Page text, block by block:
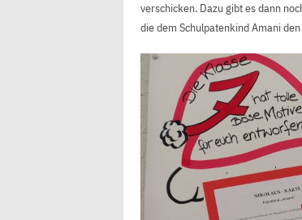
verschicken. Dazu gibt es dann
die dem Schulpatenkind Amani